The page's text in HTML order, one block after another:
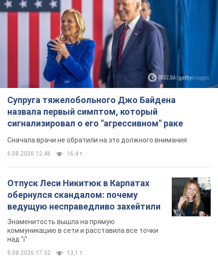
Супруга тяжелобольного Джо Байдена
назвала первый симптом, который
сигнализировал о его "агрессивном" раке
Сначала врачи не обратили на это должного внимания
6.08.2026 12:46 16,4 т.
Отпуск Леси Никитюк в Карпатах
обернулся скандалом: почему
ведущую несправедливо захейтили
Знаменитость вышла на прямую
коммуникацию в сети и расставила все точки
над "i"
6.08.2026 17:32 13,1 т.